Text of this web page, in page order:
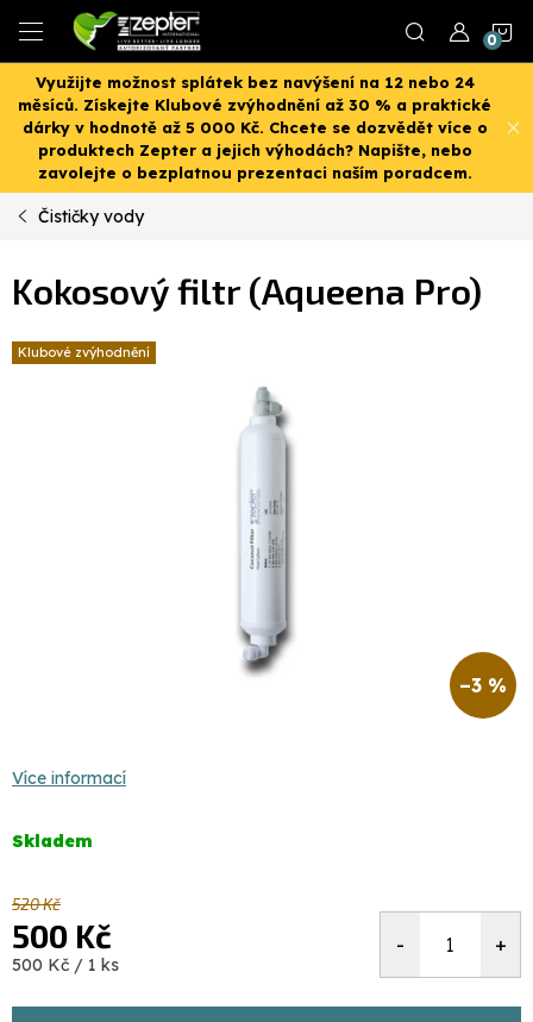
obsah
Využijte možnost splátek bez navýšení na 12 nebo 24
měsíců. Získejte Klubové zvýhodnění až 30 % a praktické
dárky v hodnotě až 5 000 Kč. Chcete se dozvědět více o
produktech Zepter a jejich výhodách? Napište, nebo
zavolejte o bezplatnou prezentaci naším poradcem.
Čističky vody
Kokosový filtr (Aqueena Pro)
Klubové zvýhodnění
–3 %
Více informací
Skladem
520 Kč
500 Kč
Měrná
500 Kč / 1 ks